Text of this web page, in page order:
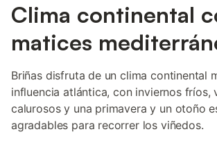
Clima continental
matices
Briñas disfruta de un clima continental
influencia atlántica, con inviernos fríos,
calurosos y una primavera y un otoño
agradables para recorrer los viñedos.